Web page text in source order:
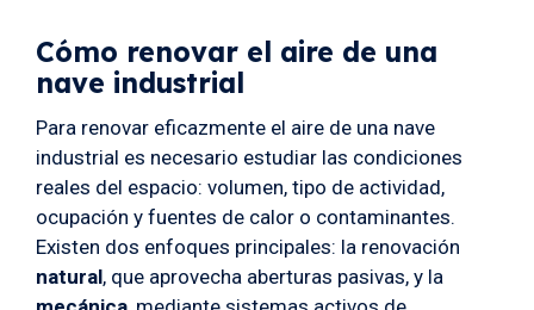
Cómo renovar el aire de una
nave industrial
Para renovar eficazmente el aire de una nave
industrial es necesario estudiar las condiciones
reales del espacio: volumen, tipo de actividad,
ocupación y fuentes de calor o contaminantes.
Existen dos enfoques principales: la renovación
natural, que aprovecha aberturas pasivas, y la